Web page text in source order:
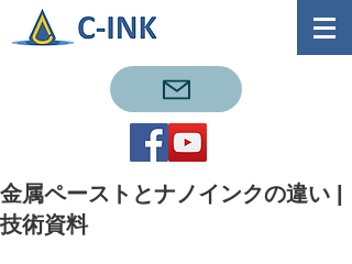
金属ペーストとナノインクの違い |
技術資料